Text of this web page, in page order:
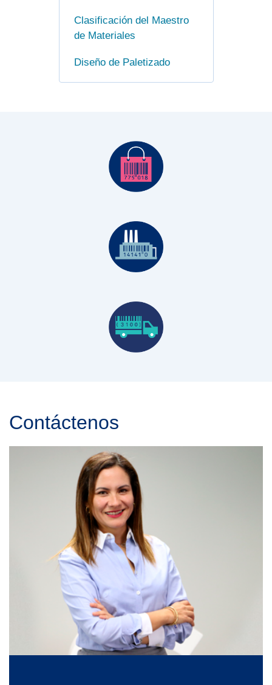
Clasificación del Maestro
de Materiales
Diseño de Paletizado
Contáctenos